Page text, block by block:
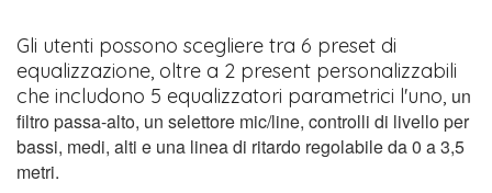
Gli utenti possono scegliere tra 6 preset di
equalizzazione, oltre a 2 present personalizzabili
che includono 5 equalizzatori parametrici l'uno, un
filtro passa-alto, un selettore mic/line, controlli di livello per
bassi, medi, alti e una linea di ritardo regolabile da 0 a 3,5
metri.